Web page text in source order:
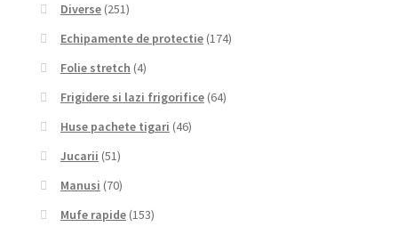
Diverse (251)
Echipamente de protectie (174)
Folie stretch (4)
Frigidere si lazi frigorifice (64)
Huse pachete tigari (46)
Jucarii (51)
Manusi (70)
Mufe rapide (153)